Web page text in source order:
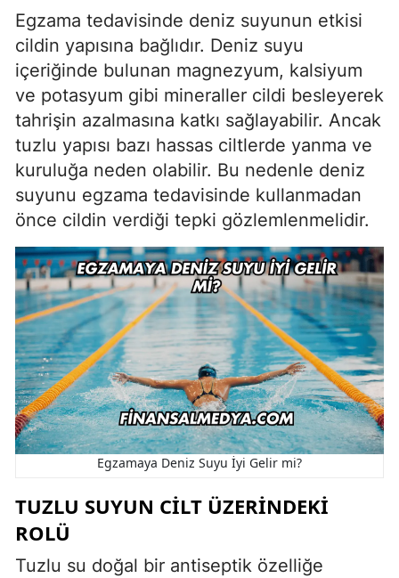
Egzama tedavisinde deniz suyunun etkisi
cildin yapısına bağlıdır. Deniz suyu
içeriğinde bulunan magnezyum, kalsiyum
ve potasyum gibi mineraller cildi besleyerek
tahrişin azalmasına katkı sağlayabilir. Ancak
tuzlu yapısı bazı hassas ciltlerde yanma ve
kuruluğa neden olabilir. Bu nedenle deniz
suyunu egzama tedavisinde kullanmadan
önce cildin verdiği tepki gözlemlenmelidir.
Egzamaya Deniz Suyu İyi Gelir mi?
TUZLU SUYUN CILT ÜZERINDEKI
ROLÜ
Tuzlu su doğal bir antiseptik özelliğe